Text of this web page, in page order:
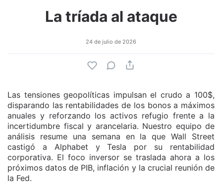
La tríada al ataque
24 de julio de 2026
Las tensiones geopolíticas impulsan el crudo a 100$,
disparando las rentabilidades de los bonos a máximos
anuales y reforzando los activos refugio frente a la
incertidumbre fiscal y arancelaria. Nuestro equipo de
análisis resume una semana en la que Wall Street
castigó a Alphabet y Tesla por su rentabilidad
corporativa. El foco inversor se traslada ahora a los
próximos datos de PIB, inflación y la crucial reunión de
la Fed.